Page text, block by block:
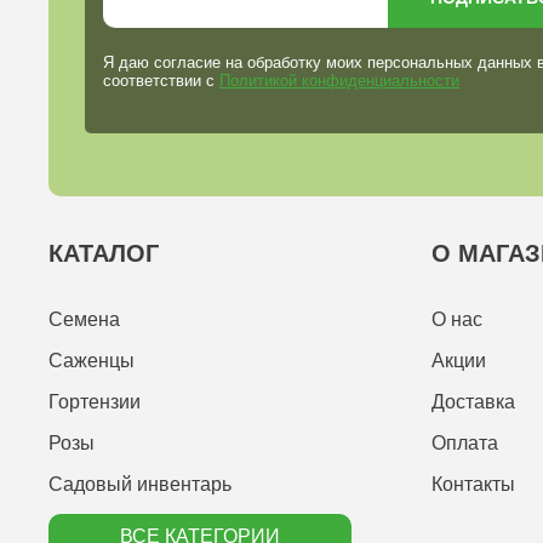
Я даю согласие на обработку моих персональных данных
соответствии с Политикой конфиденциальности
КАТАЛОГ
Семена
Саженцы
Гортензии
Розы
Садовый инвентарь
ВСЕ КАТЕГОРИИ
О
О нас
Акции
Доставка
Оплата
Контакты